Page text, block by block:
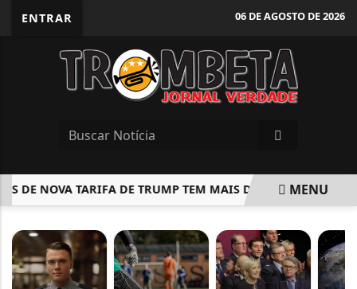
ENTRAR 06 DE AGOSTO DE 2026
DE NOVA TARIFA DE TRUMP TEM MAIS DE 2.100 ITENS E
MENU